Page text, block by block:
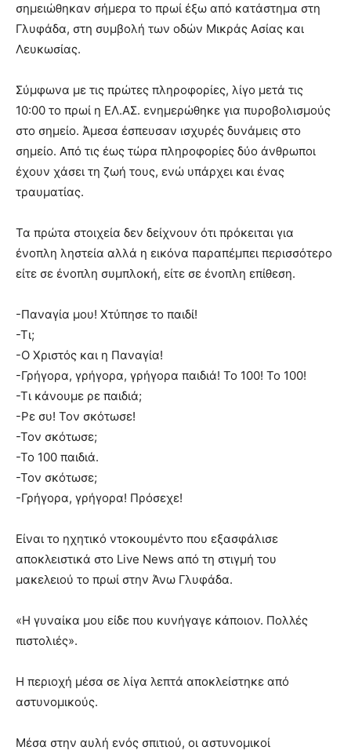
σημειώθηκαν σήμερα το πρωί έξω από κατάστημα στη
Γλυφάδα, στη συμβολή των οδών Μικράς Ασίας και
Λευκωσίας.
Σύμφωνα με τις πρώτες πληροφορίες, λίγο μετά τις
10:00 το πρωί η ΕΛ.ΑΣ. ενημερώθηκε για πυροβολισμούς
στο σημείο. Άμεσα έσπευσαν ισχυρές δυνάμεις στο
σημείο. Από τις έως τώρα πληροφορίες δύο άνθρωποι
έχουν χάσει τη ζωή τους, ενώ υπάρχει και ένας
τραυματίας.
Τα πρώτα στοιχεία δεν δείχνουν ότι πρόκειται για
ένοπλη ληστεία αλλά η εικόνα παραπέμπει περισσότερο
είτε σε ένοπλη συμπλοκή, είτε σε ένοπλη επίθεση.
-Παναγία μου! Χτύπησε το παιδί!
-Τι;
-Ο Χριστός και η Παναγία!
-Γρήγορα, γρήγορα, γρήγορα παιδιά! Το 100! Το 100!
-Τι κάνουμε ρε παιδιά;
-Ρε συ! Τον σκότωσε!
-Τον σκότωσε;
-Το 100 παιδιά.
-Τον σκότωσε;
-Γρήγορα, γρήγορα! Πρόσεχε!
Είναι το ηχητικό ντοκουμέντο που εξασφάλισε
αποκλειστικά στο Live News από τη στιγμή του
μακελειού το πρωί στην Άνω Γλυφάδα.
«Η γυναίκα μου είδε που κυνήγαγε κάποιον. Πολλές
πιστολιές».
Η περιοχή μέσα σε λίγα λεπτά αποκλείστηκε από
αστυνομικούς.
Μέσα στην αυλή ενός σπιτιού, οι αστυνομικοί